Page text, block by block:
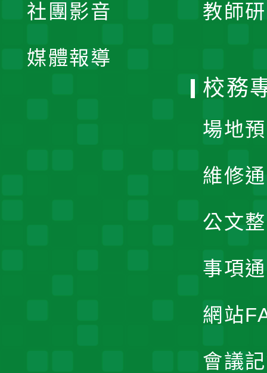
教師
社團影音
媒體報導
校務
場地
維修
公文
事項
網站
會議